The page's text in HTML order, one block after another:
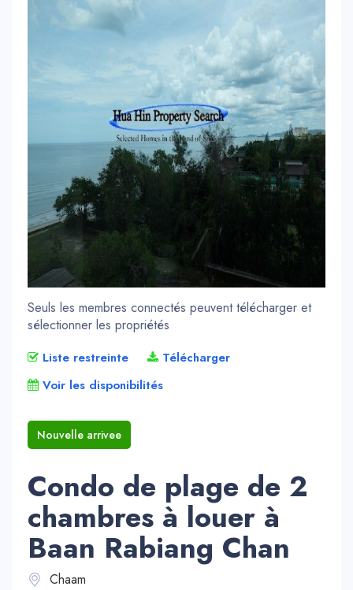
Seuls les membres connectés peuvent télécharger et
sélectionner les propriétés
Liste restreinte
Télécharger
Voir les disponibilités
Nouvelle arrivee
Condo de plage de 2
chambres à louer à
Baan Rabiang Chan
Chaam